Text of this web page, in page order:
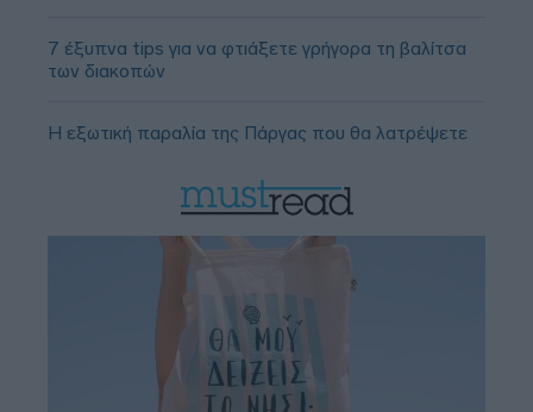
7 έξυπνα tips για να φτιάξετε γρήγορα τη βαλίτσα
των διακοπών
Η εξωτική παραλία της Πάργας που θα λατρέψετε